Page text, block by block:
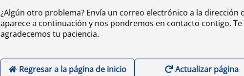
¿Algún otro problema? Envía un correo electrónico a la dirección
aparece a continuación y nos pondremos en contacto contigo. Te
agradecemos tu paciencia.
Regresar a la página de inicio Actualizar página